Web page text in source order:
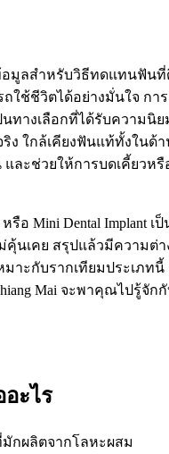
อมูลสำหรับวิธีทดแทนฟันที่
ใช้ชีวิตได้อย่างมั่นใจ การ
นทางเลือกที่ได้รับความนิย
ง ใกล้เคียงฟันแท้ทั้งในด้
และช่วยให้การบดเคี้ยวหรื
อ Mini Dental Implant เป็
คุ้นเคย สรุปแล้วมีความต่า
มาะกับรากเทียมประเภทนี้
Mai จะพาคุณไปรู้จัก
ะไร
มักผลิตจากโลหะผสม